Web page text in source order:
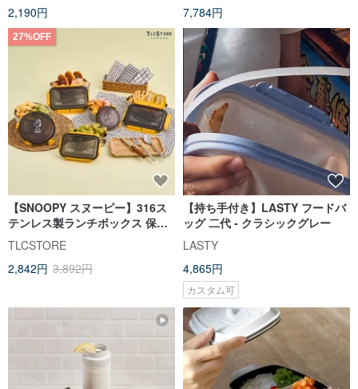
2,190円
7,784円
27%OFF
【SNOOPY スヌーピー】316ス
テンレス製ランチボックス 保存
容器 フードコンテナ
TLCSTORE
2,842円 3,892円
【持ち手付き】LASTY フードバ
ッグ 二代 - クラシックグレー
LASTY
4,865円
カスタム可